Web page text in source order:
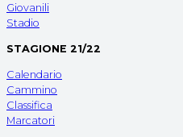
Giovanili
Stadio
STAGIONE 21/22
Calendario
Cammino
Classifica
Marcatori